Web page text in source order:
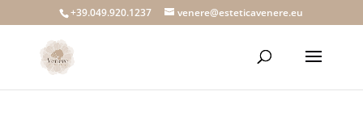
+39.049.920.1237 venere@esteticavenere.eu